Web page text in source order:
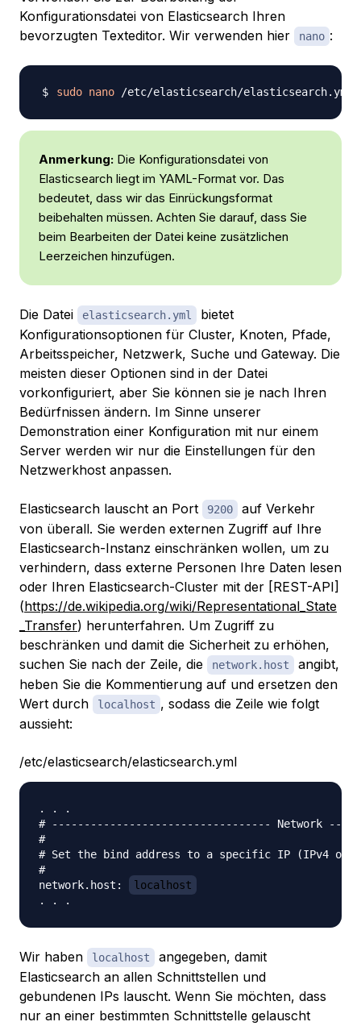
Konfigurationsdatei von Elasticsearch Ihren
bevorzugten Texteditor. Wir verwenden hier
nano :
sudo nano
Anmerkung: Die Konfigurationsdatei von
Elasticsearch liegt im YAML-Format vor. Das
bedeutet, dass wir das Einrückungsformat
beibehalten müssen. Achten Sie darauf, dass Sie
beim Bearbeiten der Datei keine zusätzlichen
Leerzeichen hinzufügen.
Die Datei elasticsearch.yml
bietet
Konfigurationsoptionen für Cluster, Knoten, Pfade,
Arbeitsspeicher, Netzwerk, Suche und Gateway. Die
meisten dieser Optionen sind in der Datei
vorkonfiguriert, aber Sie können sie je nach Ihren
Bedürfnissen ändern. Im Sinne unserer
Demonstration einer Konfiguration mit nur einem
Server werden wir nur die Einstellungen für den
Netzwerkhost anpassen.
Elasticsearch lauscht an Port 9200
auf Verkehr
von überall. Sie werden externen Zugriff auf Ihre
Elasticsearch-Instanz einschränken wollen, um zu
verhindern, dass externe Personen Ihre Daten lesen
oder Ihren Elasticsearch-Cluster mit der [REST-API]
(https://de.wikipedia.org/wiki/Representational_State
_Transfer) herunterfahren. Um Zugriff zu
beschränken und damit die Sicherheit zu erhöhen,
suchen Sie nach der Zeile, die
network.host
angibt,
heben Sie die Kommentierung auf und ersetzen den
Wert durch
localhost , sodass die Zeile wie folgt
aussieht:
/etc/elasticsearch/elasticsearch.yml
. . .
# ---------------------------------- Network
#
# Set the bind address to a specific IP (IPv4 or
#
network.host:
localhost
Wir haben localhost
angegeben, damit
Elasticsearch an allen Schnittstellen und
gebundenen IPs lauscht. Wenn Sie möchten, dass
nur an einer bestimmten Schnittstelle gelauscht